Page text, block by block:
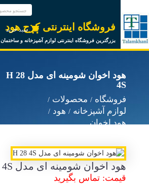
فروشگاه اینترنتی کرج هود
بزرگترین فروشگاه اینترنتی لوازم آشپزخانه و ساختمان
سبد خرید
هود اخوان شومینه ای مدل H 28
4S
فروشگاه
محصولات
لوازم آشپزخانه
هود
هود اخوان
هود اخوان شومینه ای مدل H 28 4S
قیمت: تماس بگیرید